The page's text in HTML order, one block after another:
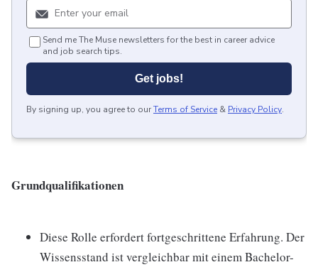
Send me The Muse newsletters for the best in career advice
and job search tips.
Get jobs!
By signing up, you agree to ourTerms of Service & Privacy Policy.
Grundqualifikationen
Diese Rolle erfordert fortgeschrittene Erfahrung. Der
Wissensstand ist vergleichbar mit einem Bachelor-